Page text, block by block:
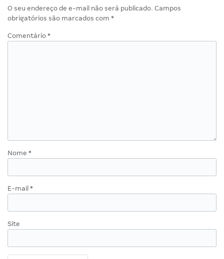
O seu endereço de e-mail não será publicado. Campos
obrigatórios são marcados com *
Comentário *
Nome *
E-mail *
Site